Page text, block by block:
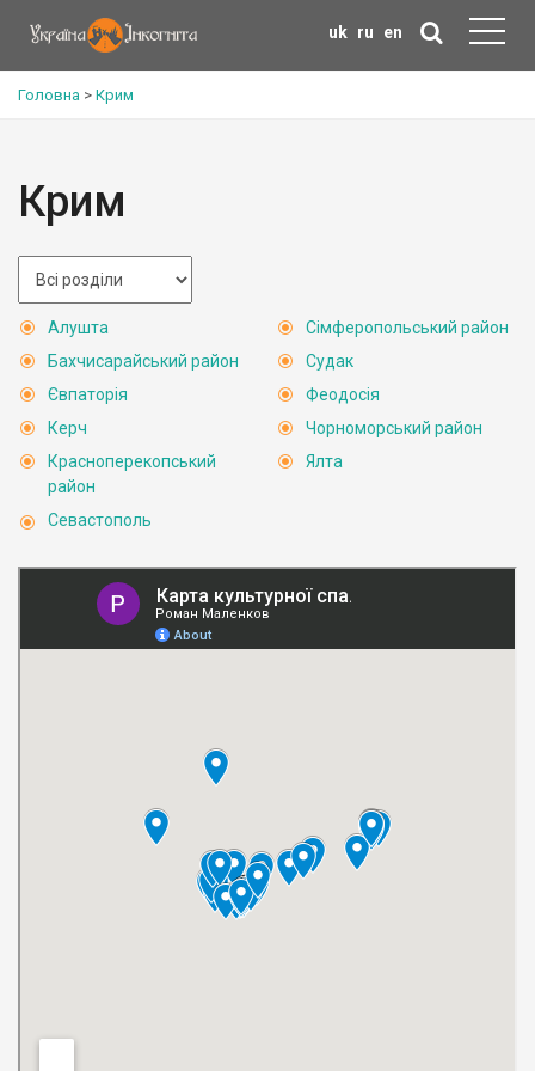
uk ru en
Головна > Крим
Крим
Алушта
Бахчисарайський район
Євпаторія
Керч
Красноперекопський
район
Севастополь
Сімферопольський район
Судак
Феодосія
Чорноморський район
Ялта